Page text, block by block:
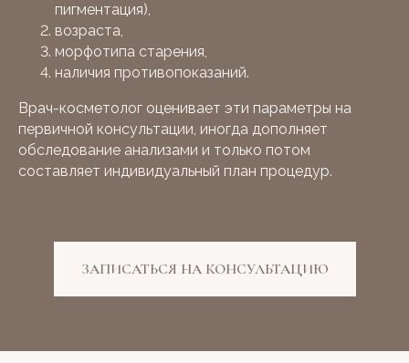
пигментация),
возраста,
морфотипа старения,
наличия противопоказаний.
Врач-косметолог оценивает эти параметры на
первичной консультации, иногда дополняет
обследование анализами и только потом
составляет индивидуальный план процедур.
ЗАПИСАТЬСЯ НА КОНСУЛЬТАЦИЮ
COSMOMED CLINIC
Л041-01167-59/00141580
специалиста.